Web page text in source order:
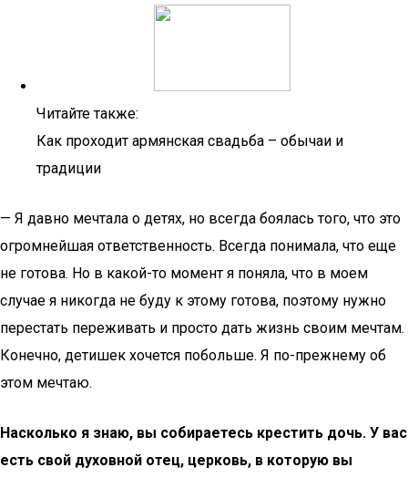
Читайте также:
Как проходит армянская свадьба – обычаи и
традиции
— Я давно мечтала о детях, но всегда боялась того, что это
огромнейшая ответственность. Всегда понимала, что еще
не готова. Но в какой-то момент я поняла, что в моем
случае я никогда не буду к этому готова, поэтому нужно
перестать переживать и просто дать жизнь своим мечтам.
Конечно, детишек хочется побольше. Я по-прежнему об
этом мечтаю.
Насколько я знаю, вы собираетесь крестить дочь. У вас
есть свой духовной отец, церковь, в которую вы